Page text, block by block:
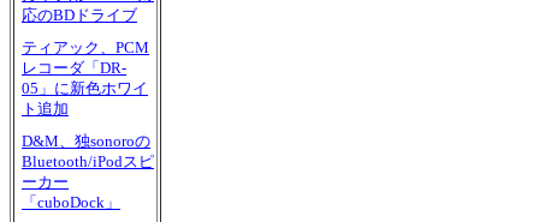
応のBDドライブ
ティアック、PCM
レコーダ「DR-
05」に新色ホワイ
ト追加
D&M、独sonoroの
Bluetooth/iPodスピ
ーカー
「cuboDock」